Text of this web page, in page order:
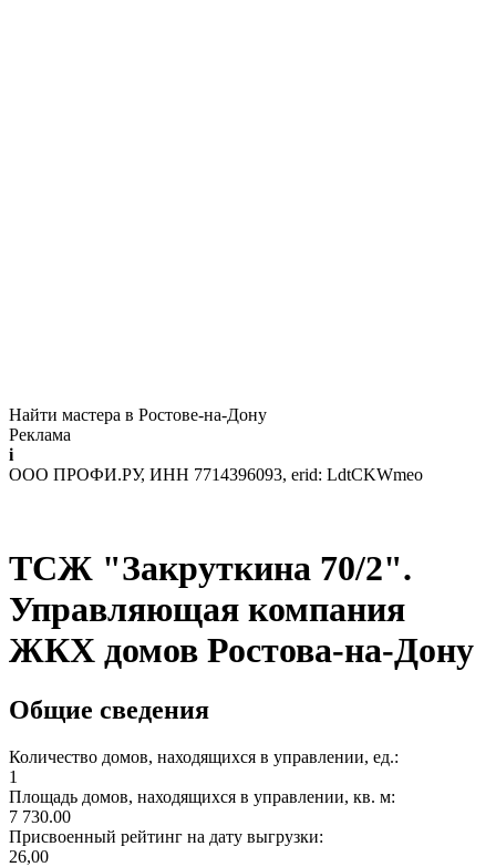
Найти мастера в Ростове-на-Дону
Реклама
i
ООО ПРОФИ.РУ, ИНН 7714396093, erid: LdtCKWmeo
ТСЖ "Закруткина 70/2".
Управляющая компания
ЖКХ домов Ростова-на-Дону
Общие сведения
Количество домов, находящихся в управлении, ед.:
1
Площадь домов, находящихся в управлении, кв. м:
7 730.00
Присвоенный рейтинг на дату выгрузки:
26,00